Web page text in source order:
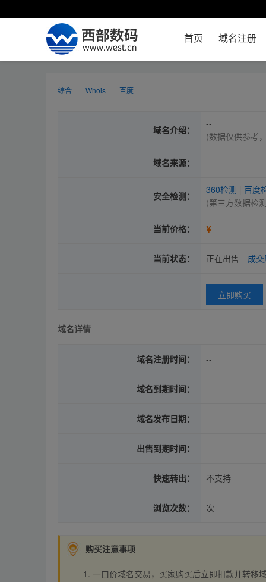
首页 域名注册
综合 Whois 百度
域名介绍：
--
(数据仅供参考
域名来源：
安全检测：
360检测
百度
(第三方数据检
当前价格： ¥
当前状态： 正在出售 成
立即购买
域名详情
域名注册时间： --
域名到期时间： --
域名发布日期：
出售到期时间：
快速转出： 不支持
浏览次数： 次
购买注意事项
一口价域名交易，买家购买后立即扣款并转移